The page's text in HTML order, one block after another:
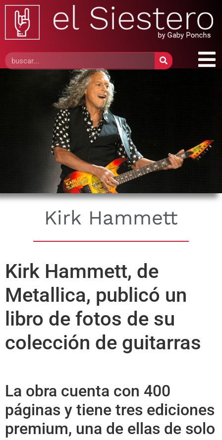
Kirk Hammett
Kirk Hammett, de
Metallica, publicó un
libro de fotos de su
colección de guitarras
La obra cuenta con 400
páginas y tiene tres ediciones
premium, una de ellas de solo